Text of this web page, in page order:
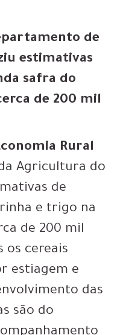
de
estimativas
safra do
de 200 mil
Rural
Agricultura do
de
e trigo na
de 200 mil
os cereais
estiagem e
das
são do